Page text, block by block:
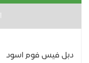
دبل فيس فوم اسود